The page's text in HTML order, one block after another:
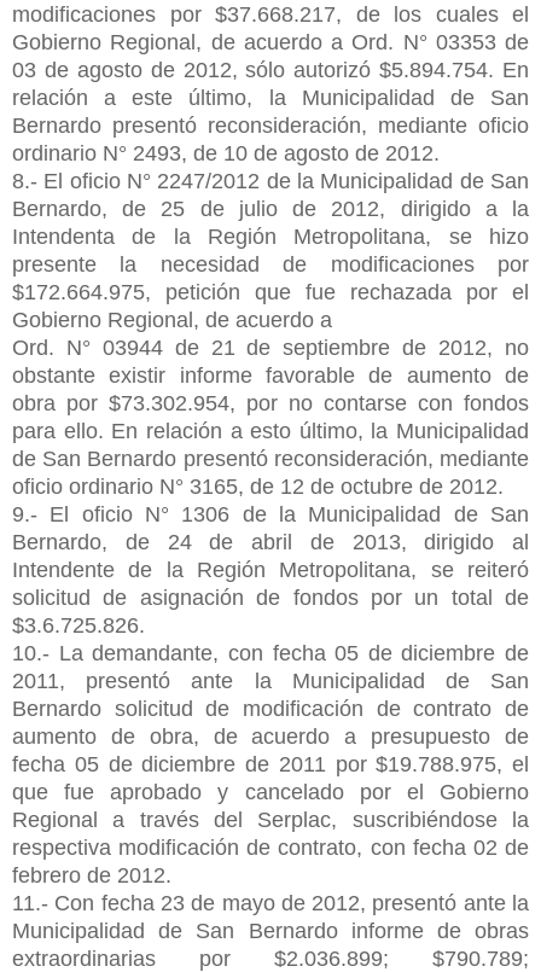
modificaciones por $37.668.217, de los cuales el
Gobierno Regional, de acuerdo a Ord. N° 03353 de
03 de agosto de 2012, sólo autorizó $5.894.754. En
relación a este último, la Municipalidad de San
Bernardo presentó reconsideración, mediante oficio
ordinario N° 2493, de 10 de agosto de 2012.
8.- El oficio N° 2247/2012 de la Municipalidad de San
Bernardo, de 25 de julio de 2012, dirigido a la
Intendenta de la Región Metropolitana, se hizo
presente la necesidad de modificaciones por
$172.664.975, petición que fue rechazada por el
Gobierno Regional, de acuerdo a
Ord. N° 03944 de 21 de septiembre de 2012, no
obstante existir informe favorable de aumento de
obra por $73.302.954, por no contarse con fondos
para ello. En relación a esto último, la Municipalidad
de San Bernardo presentó reconsideración, mediante
oficio ordinario N° 3165, de 12 de octubre de 2012.
9.- El oficio N° 1306 de la Municipalidad de San
Bernardo, de 24 de abril de 2013, dirigido al
Intendente de la Región Metropolitana, se reiteró
solicitud de asignación de fondos por un total de
$3.6.725.826.
10.- La demandante, con fecha 05 de diciembre de
2011, presentó ante la Municipalidad de San
Bernardo solicitud de modificación de contrato de
aumento de obra, de acuerdo a presupuesto de
fecha 05 de diciembre de 2011 por $19.788.975, el
que fue aprobado y cancelado por el Gobierno
Regional a través del Serplac, suscribiéndose la
respectiva modificación de contrato, con fecha 02 de
febrero de 2012.
11.- Con fecha 23 de mayo de 2012, presentó ante la
Municipalidad de San Bernardo informe de obras
extraordinarias por $2.036.899; $790.789;